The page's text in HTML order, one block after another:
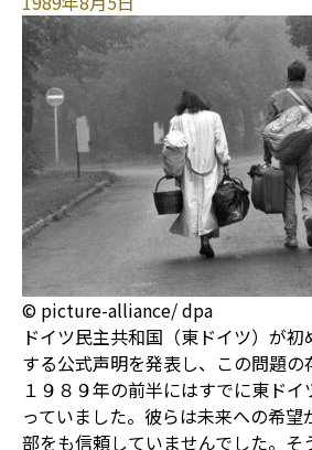
© picture-alliance/ dpa
ドイツ民主共和国（東ドイツ）が
する公式声明を発表し、この問題の
１９８９年の前半にはすでに東ド
っていました。彼らは未来への希望
部をも信頼していませんでした。そ